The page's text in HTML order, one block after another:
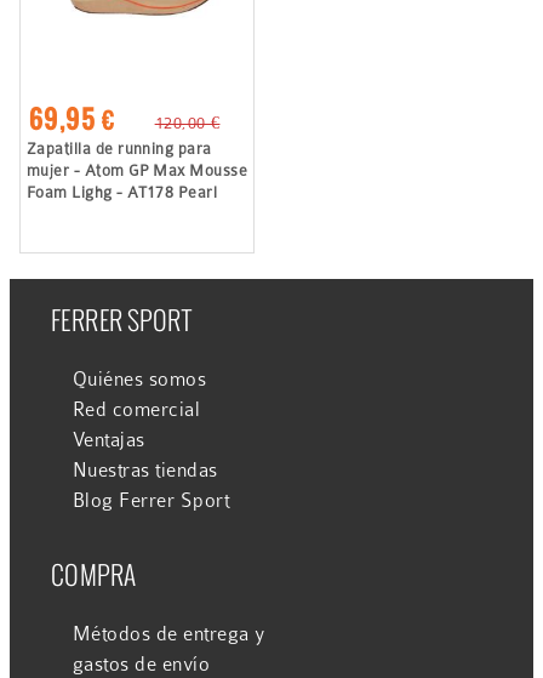
69,95 €
120,00 €
Zapatilla de running para
mujer - Atom GP Max Mousse
Foam Lighg - AT178 Pearl
FERRER SPORT
Quiénes somos
Red comercial
Ventajas
Nuestras tiendas
Blog Ferrer Sport
COMPRA
Métodos de entrega y
gastos de envío